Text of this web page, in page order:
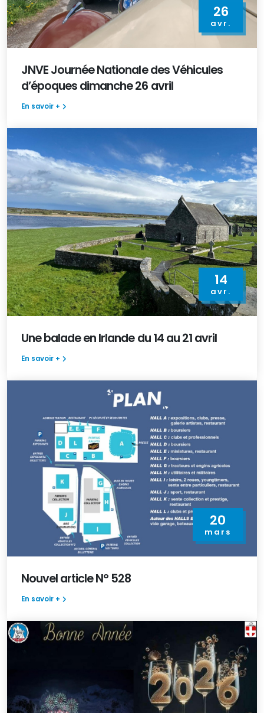
26
avr.
JNVE Journée Nationale des Véhicules
d’époques dimanche 26 avril
En savoir +
14
avr.
Une balade en Irlande du 14 au 21 avril
En savoir +
20
mars
Nouvel article N° 528
En savoir +